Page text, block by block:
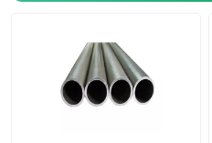
Tubo quadrado de
Rolo de Folha de Alumínio